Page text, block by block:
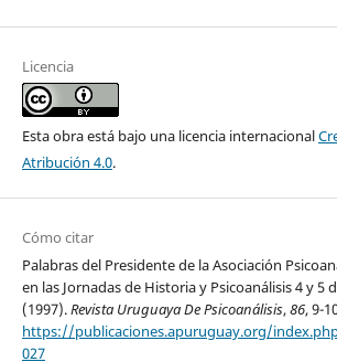
Licencia
Esta obra está bajo una licencia internacional
Atribución 4.0.
Cómo citar
Palabras del Presidente de la Asociación
en las Jornadas de Historia y Psicoanálisis 4 y 5
(1997).Revista Uruguaya De Psicoanálisis,86, 9-
https://publicaciones.apuruguay.org/
027